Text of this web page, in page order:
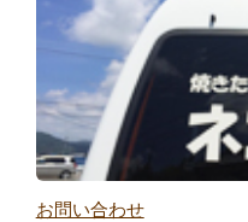
お問い合わせ